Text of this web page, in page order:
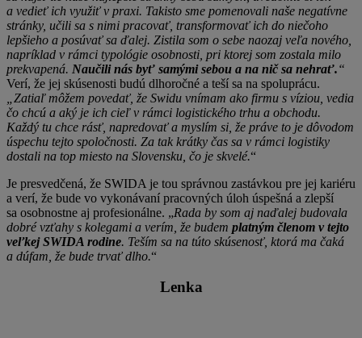
a vedieť ich využiť v praxi. Takisto sme pomenovali naše negatívne
stránky, učili sa s nimi pracovať, transformovať ich do niečoho
lepšieho a posúvať sa ďalej. Zistila som o sebe naozaj veľa nového,
napríklad v rámci typológie osobnosti, pri ktorej som zostala milo
prekvapená. Naučili nás byť samými sebou a na nič sa nehrať.“
Verí, že jej skúsenosti budú dlhoročné a teší sa na spoluprácu.
„Zatiaľ môžem povedať, že Swidu vnímam ako firmu s víziou, vedia
čo chcú a aký je ich cieľ v rámci logistického trhu a obchodu.
Každý tu chce rásť, napredovať a myslím si, že práve to je dôvodom
úspechu tejto spoločnosti. Za tak krátky čas sa v rámci logistiky
dostali na top miesto na Slovensku, čo je skvelé.“
Je presvedčená, že SWIDA je tou správnou zastávkou pre jej kariéru
a verí, že bude vo vykonávaní pracovných úloh úspešná a zlepší
sa osobnostne aj profesionálne. „Rada by som aj naďalej budovala
dobré vzťahy s kolegami a verím, že budem platným členom v tejto
veľkej SWIDA rodine. Teším sa na túto skúsenosť, ktorá ma čaká
a dúfam, že bude trvať dlho.“
Lenka